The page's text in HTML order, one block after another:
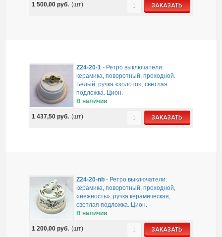
1 500,00руб. (шт) ЗАКАЗАТЬ
Z24-20-1 - Ретро выключатели:
керамика, поворотный, проходной.
Белый, ручка «золото», светлая
подложка. Цион.
В наличии
1 437,50руб. (шт) ЗАКАЗАТЬ
Z24-20-nb - Ретро выключатели:
керамика, поворотный, проходной,
«нежность», ручка керамическая,
светлая подложка. Цион.
В наличии
1 200,00руб. (шт) ЗАКАЗАТЬ